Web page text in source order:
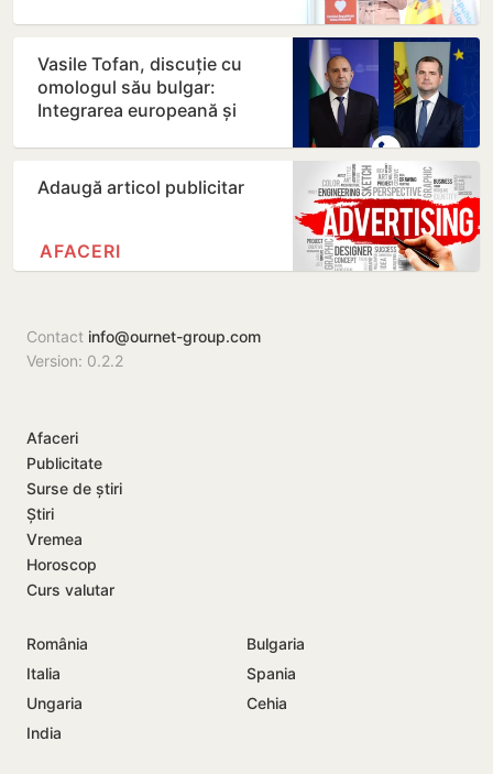
Vasile Tofan, discuție cu
omologul său bulgar:
Integrarea europeană și
Adaugă articol publicitar
AFACERI
Contact info@ournet-group.com
Version: 0.2.2
Afaceri
Publicitate
Surse de știri
Știri
Vremea
Horoscop
Curs valutar
România
Bulgaria
Italia
Spania
Ungaria
Cehia
India